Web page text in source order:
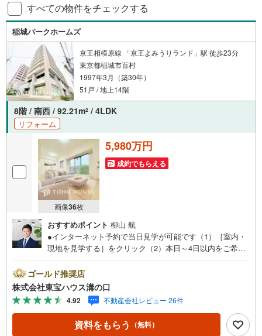
すべての物件をチェックする
稲城パークホームズ
京王相模原線 「京王よみうりランド」駅 徒歩23分
東京都稲城市百村
1997年3月（築30年）
51戸 / 地上14階
8階 / 南西 / 92.21m2 / 4LDK
リフォーム
画像36枚
5,980万円
成約でもらえる
おすすめポイント 柳山 航
●インターネット予約で当日見学が可能です（1）［室内・
現地を見学する］をクリック（2）本日～4日以内をご希望
い！●10:00～21:00はお電話でのお問い合わせがスムーズで
す。【Yahoo！ 不動産キャンペーン対象店舗】当店で物件
を成約するとPayPayポイントがもらえる「Yahoo！不動産
物件ご成約キャンペーン」の対象になります。「資料をも
らう」「見学予約をする」ボタンからお問い合わせくださ
い。※必ずYahoo！ JAPAN IDでログインしてください。※P
ゴールド推奨店
株式会社東宝ハウス溝の口
4.92 不動産会社レビュー 26件
資料をもらう （無料）